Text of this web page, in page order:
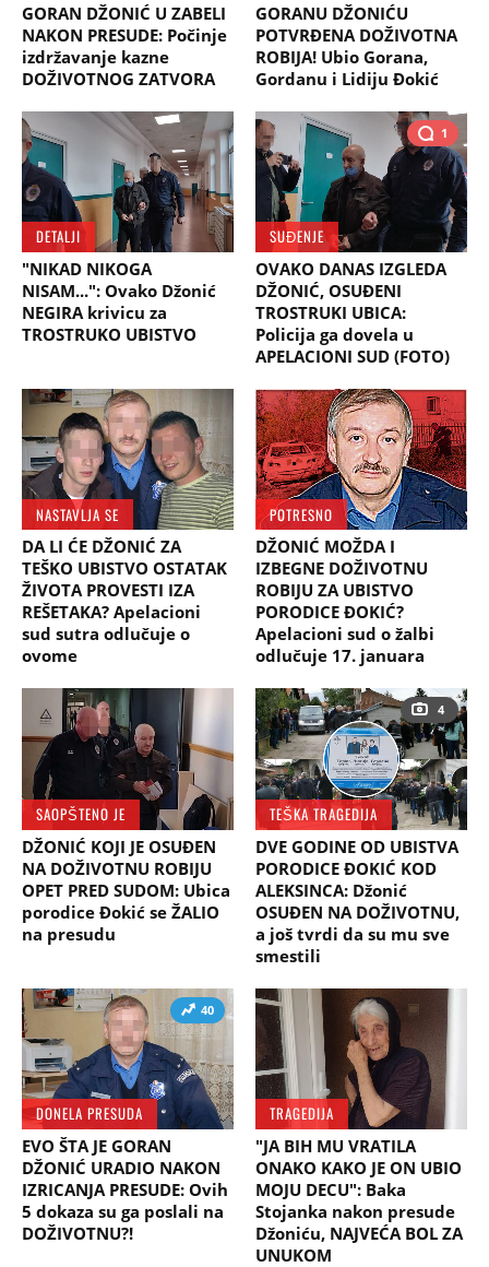
GORAN DŽONIĆ U ZABELI
NAKON PRESUDE: Počinje
izdržavanje kazne
DOŽIVOTNOG ZATVORA
GORANU DŽONIĆU
POTVRĐENA DOŽIVOTNA
ROBIJA! Ubio Gorana,
Gordanu i Lidiju Đokić
DETALJI
"NIKAD NIKOGA
NISAM...": Ovako Džonić
NEGIRA krivicu za
TROSTRUKO UBISTVO
1
SUĐENJE
OVAKO DANAS IZGLEDA
DŽONIĆ, OSUĐENI
TROSTRUKI UBICA:
Policija ga dovela u
APELACIONI SUD (FOTO)
NASTAVLJA SE
DA LI ĆE DŽONIĆ ZA
TEŠKO UBISTVO OSTATAK
ŽIVOTA PROVESTI IZA
REŠETAKA? Apelacioni
sud sutra odlučuje o
ovome
POTRESNO
DŽONIĆ MOŽDA I
IZBEGNE DOŽIVOTNU
ROBIJU ZA UBISTVO
PORODICE ĐOKIĆ?
Apelacioni sud o žalbi
odlučuje 17. januara
SAOPŠTENO JE
DŽONIĆ KOJI JE OSUĐEN
NA DOŽIVOTNU ROBIJU
OPET PRED SUDOM: Ubica
porodice Đokić se ŽALIO
na presudu
4
TEŠKA TRAGEDIJA
DVE GODINE OD UBISTVA
PORODICE ĐOKIĆ KOD
ALEKSINCA: Džonić
OSUĐEN NA DOŽIVOTNU,
a još tvrdi da su mu sve
smestili
40
DONELA PRESUDA
EVO ŠTA JE GORAN
DŽONIĆ URADIO NAKON
IZRICANJA PRESUDE: Ovih
5 dokaza su ga poslali na
DOŽIVOTNU?!
TRAGEDIJA
"JA BIH MU VRATILA
ONAKO KAKO JE ON UBIO
MOJU DECU": Baka
Stojanka nakon presude
Džoniću, NAJVEĆA BOL ZA
UNUKOM